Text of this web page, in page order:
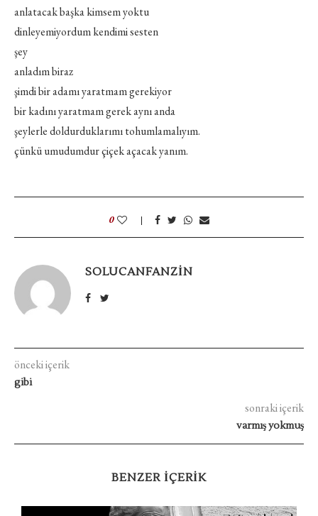
anlatacak başka kimsem yoktu
dinleyemiyordum kendimi sesten
şey
anladım biraz
şimdi bir adamı yaratmam gerekiyor
bir kadını yaratmam gerek aynı anda
şeylerle doldurduklarımı tohumlamalıyım.
çünkü umudumdur çiçek açacak yanım.
0
SOLUCANFANZIN
önceki içerik
gibi
sonraki içerik
varmış yokmuş
BENZER IÇERIK